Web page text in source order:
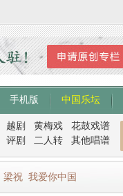
手机版 中国乐坛
越剧 黄梅戏
花鼓戏谱
评剧 二人转 其他唱谱
梁祝 我爱你中国